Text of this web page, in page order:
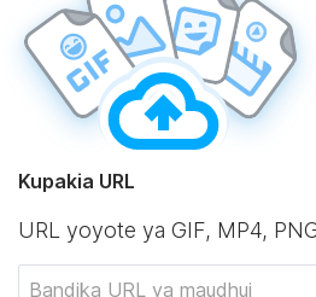
Kupakia URL
URL yoyote ya GIF, MP4,